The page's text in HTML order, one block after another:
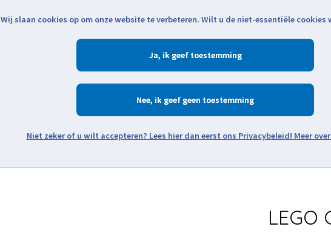
Zoeken
LEGO
Wij slaan cookies op om onze website te verbeteren. Wilt u de niet-essentiële cookies
Ja
Nee
Meer